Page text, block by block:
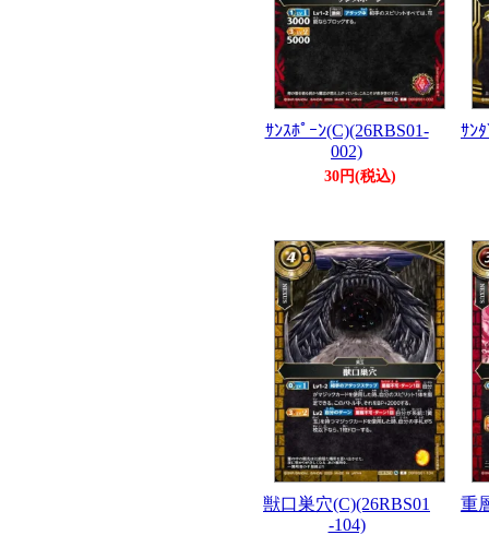
ｻﾝｽﾎﾟｰﾝ(C)(26RBS01-
002)
30円(税込)
ｻﾝ
獣口巣穴(C)(26RBS01
-104)
重